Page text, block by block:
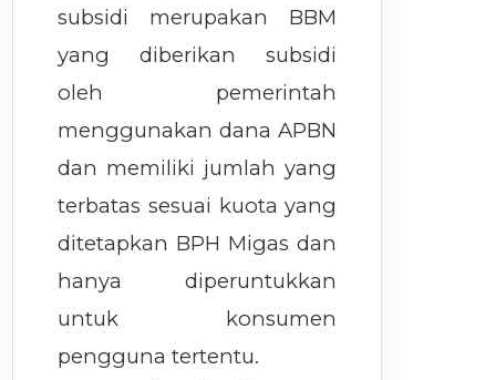
subsidi merupakan BBM
yang diberikan subsidi
oleh pemerintah
menggunakan dana APBN
dan memiliki jumlah yang
terbatas sesuai kuota yang
ditetapkan BPH Migas dan
hanya diperuntukkan
untuk konsumen
pengguna tertentu.